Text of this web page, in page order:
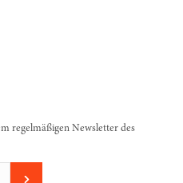
regelmäßigen Newsletter des